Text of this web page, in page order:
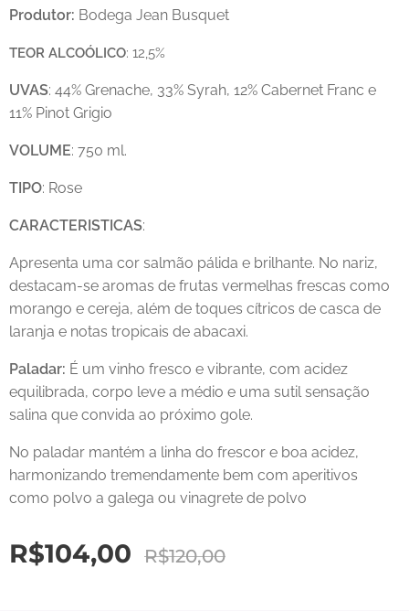
Produtor: Bodega Jean Busquet
TEOR ALCOÓLICO: 12,5%
UVAS: 44% Grenache, 33% Syrah, 12% Cabernet Franc e
11% Pinot Grigio
VOLUME: 750 ml.
TIPO: Rose
CARACTERISTICAS:
Apresenta uma cor salmão pálida e brilhante. No nariz,
destacam-se aromas de frutas vermelhas frescas como
morango e cereja, além de toques cítricos de casca de
laranja e notas tropicais de abacaxi.
Paladar: É um vinho fresco e vibrante, com acidez
equilibrada, corpo leve a médio e uma sutil sensação
salina que convida ao próximo gole.
No paladar mantém a linha do frescor e boa acidez,
harmonizando tremendamente bem com aperitivos
como polvo a galega ou vinagrete de polvo
R$104,00 R$120,00